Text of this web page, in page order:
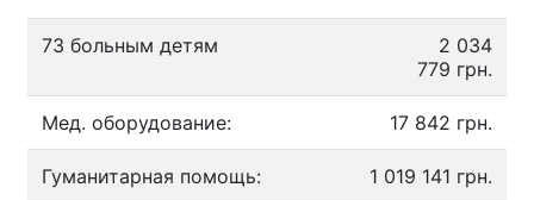
73 больным детям
2 034
779 грн.
Мед. оборудование: 17 842 грн.
Гуманитарная помощь: 1 019 141 грн.